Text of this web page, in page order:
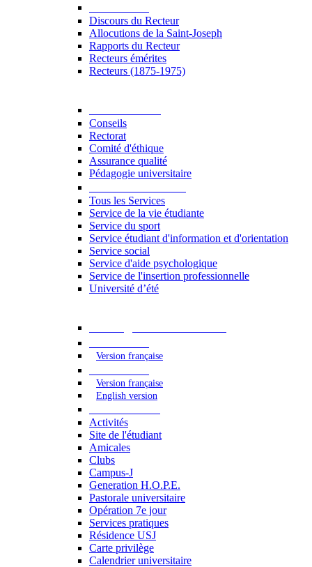
Discours du Recteur
Allocutions de la Saint-Joseph
Rapports du Recteur
Recteurs émérites
Recteurs (1875-1975)
Conseils
Rectorat
Comité d'éthique
Assurance qualité
Pédagogie universitaire
Tous les Services
Service de la vie étudiante
Service du sport
Service étudiant d'information et d'orientation
Service social
Service d'aide psychologique
Service de l'insertion professionnelle
Université d’été
Version française
Version française
English version
Activités
Site de l'étudiant
Amicales
Clubs
Campus-J
Generation H.O.P.E.
Pastorale universitaire
Opération 7e jour
Services pratiques
Résidence USJ
Carte privilège
Calendrier universitaire